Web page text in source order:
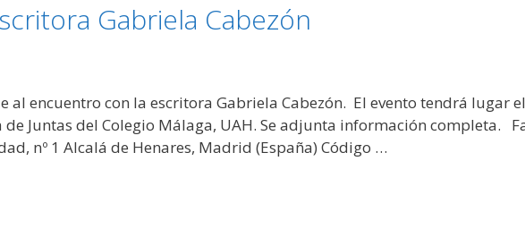
Gabriela Cabezón
al encuentro con la escritora Gabriela Cabezón. El evento tendrá lugar
de Juntas del Colegio Málaga, UAH. Se adjunta información completa.
nº 1 Alcalá de Henares, Madrid (España) Código …